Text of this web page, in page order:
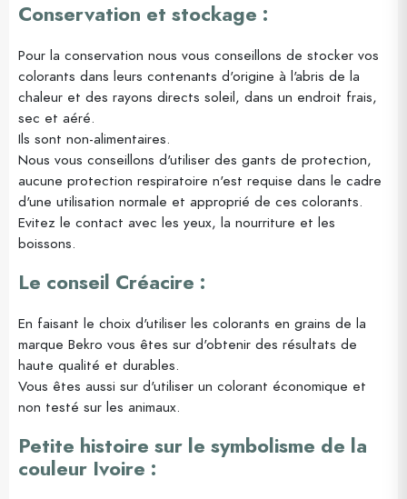
Conservation et stockage :
Pour la conservation nous vous conseillons de stocker vos
colorants dans leurs contenants d'origine à l'abris de la
chaleur et des rayons directs soleil, dans un endroit frais,
sec et aéré.
Ils sont non-alimentaires.
Nous vous conseillons d'utiliser des gants de protection,
aucune protection respiratoire n'est requise dans le cadre
d'une utilisation normale et approprié de ces colorants.
Evitez le contact avec les yeux, la nourriture et les
boissons.
Le conseil Créacire :
En faisant le choix d'utiliser les colorants en grains de la
marque Bekro vous êtes sur d'obtenir des résultats de
haute qualité et durables.
Vous êtes aussi sur d'utiliser un colorant économique et
non testé sur les animaux.
Petite histoire sur le symbolisme de la
couleur Ivoire :